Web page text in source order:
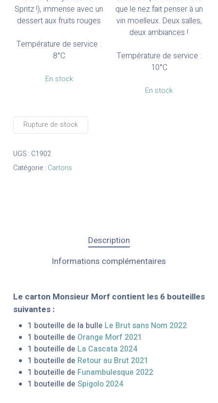
Spritz !), immense avec un
dessert aux fruits rouges
Température de service :
8°C
En stock
que le nez fait penser à un
vin moelleux. Deux salles,
deux ambiances !
Température de service :
10°C
En stock
Rupture de stock
UGS : C1902
Catégorie : Cartons
Description
Informations complémentaires
Le carton Monsieur Morf contient les 6 bouteilles
suivantes :
1 bouteille de la bulle Le Brut sans Nom 2022
1 bouteille de Orange Morf 2021
1 bouteille de La Cascata 2024
1 bouteille de Retour au Brut 2021
1 bouteille de Funambulesque 2022
1 bouteille de Spigolo 2024